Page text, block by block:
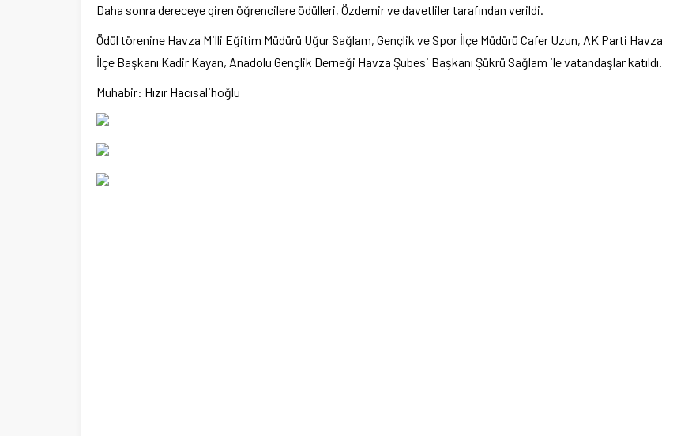
Daha sonra dereceye giren öğrencilere ödülleri, Özdemir ve davetliler tarafından verildi.
Ödül törenine Havza Milli Eğitim Müdürü Uğur Sağlam, Gençlik ve Spor İlçe Müdürü Cafer Uzun, AK Parti Havza
İlçe Başkanı Kadir Kayan, Anadolu Gençlik Derneği Havza Şubesi Başkanı Şükrü Sağlam ile vatandaşlar katıldı.
Muhabir: Hızır Hacısalihoğlu